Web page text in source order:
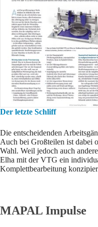
Der letzte Schliff
Die entscheidenden
Auch bei Großteilen ist dabei
Wahl. Weil jedoch auch
Elha mit der VTG ein
Komplettbearbeitung
MAPAL Impulse